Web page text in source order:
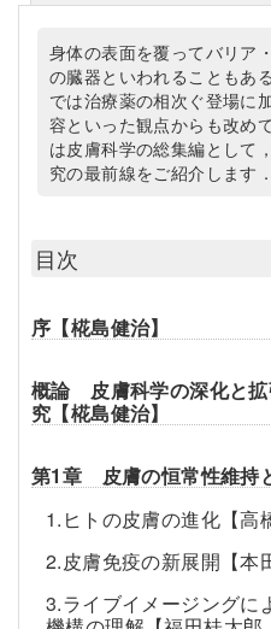
身体の表面を覆ってバリア
の臓器といわれることもあ
では治療薬の相次ぐ登場に
容といった観点からも改め
は皮膚科学の総集編として
究の最前線をご紹介します．
目次
序【椛島健治】
概論 皮膚科学の深化と
究【椛島健治】
第1章 皮膚の恒常性維持
1.ヒトの皮膚の進化【高
2.皮膚免疫の新展開【本
3.ライブイメージングに